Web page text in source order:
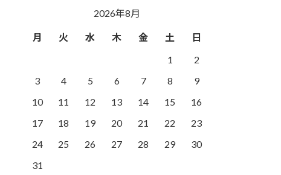
2026年8月
月 火 水 木 金 土
日
1
2
3
4 5 6 7 8
9
10
11 12 13 14 15
16
17
18 19 20 21 22
23
24
25 26 27 28 29
30
31